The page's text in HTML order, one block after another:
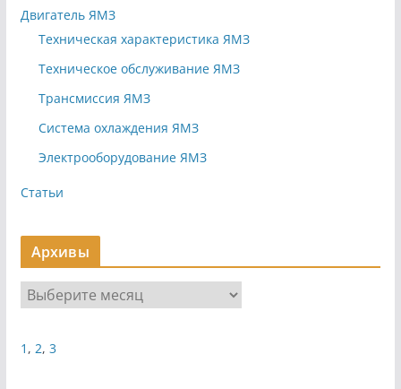
Двигатель ЯМЗ
Техническая характеристика ЯМЗ
Техническое обслуживание ЯМЗ
Трансмиссия ЯМЗ
Система охлаждения ЯМЗ
Электрооборудование ЯМЗ
Статьи
Архивы
р
и
1 , 2, 3